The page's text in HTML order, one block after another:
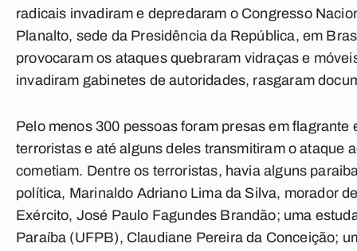
radicais invadiram e depredaram o Congresso
Planalto, sede da Presidência da República, em
provocaram os ataques quebraram vidraças e
invadiram gabinetes de autoridades, rasgaram
Pelo menos 300 pessoas foram presas em
terroristas e até alguns deles transmitiram o ataque
cometiam. Dentre os terroristas, havia alguns
política, Marinaldo Adriano Lima da Silva, morador
Exército, José Paulo Fagundes Brandão; uma
Paraíba (UFPB), Claudiane Pereira da Conceição;